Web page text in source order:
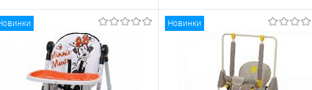
В корзину
Купить в 1 клик
К сравнению
В корзину
Купить в 1 клик
К сравнению
Новинки